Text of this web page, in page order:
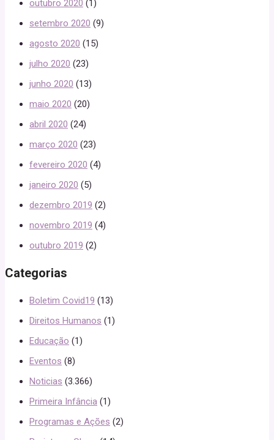
outubro 2020 (1)
setembro 2020 (9)
agosto 2020 (15)
julho 2020 (23)
junho 2020 (13)
maio 2020 (20)
abril 2020 (24)
março 2020 (23)
fevereiro 2020 (4)
janeiro 2020 (5)
dezembro 2019 (2)
novembro 2019 (4)
outubro 2019 (2)
Categorias
Boletim Covid19 (13)
Direitos Humanos (1)
Educação (1)
Eventos (8)
Noticias (3.366)
Primeira Infância (1)
Programas e Ações (2)